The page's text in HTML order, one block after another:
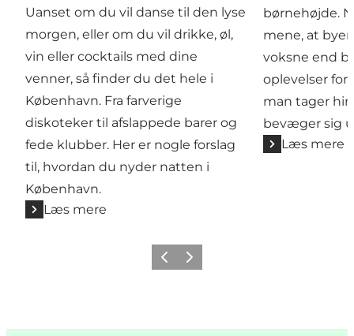
Uanset om du vil danse til den lyse
morgen, eller om du vil drikke, øl,
vin eller cocktails med dine
venner, så finder du det hele i
København. Fra farverige
diskoteker til afslappede barer og
fede klubber. Her er nogle forslag
til, hvordan du nyder natten i
København.
Læs mere
børnehøjde.
mene, at
voksne end
oplevelser for
man tager
bevæger sig
Læs mere
ForrigeNæste